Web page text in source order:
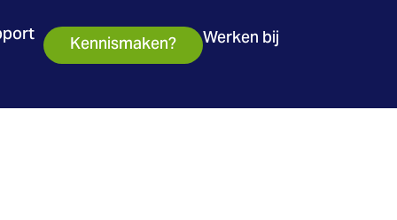
Kennismaken? Werken bij